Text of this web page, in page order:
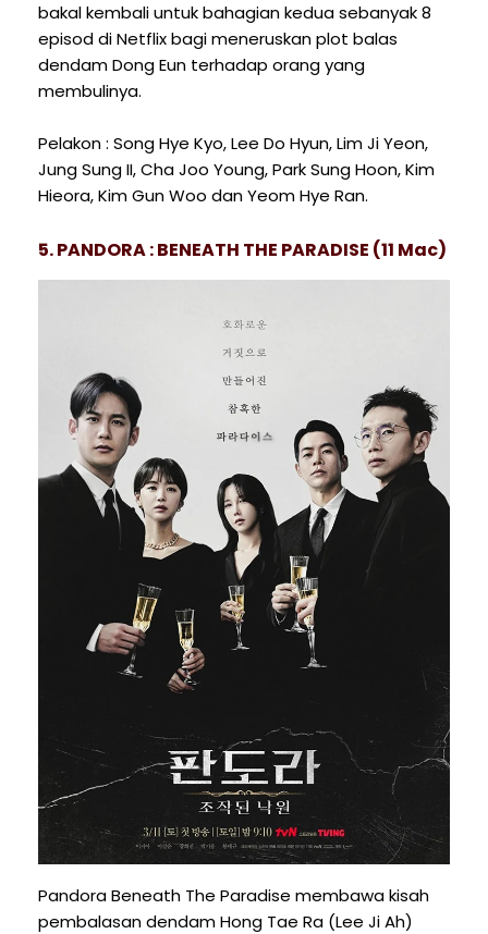
bakal kembali untuk bahagian kedua sebanyak 8
episod di Netflix bagi meneruskan plot balas
dendam Dong Eun terhadap orang yang
membulinya.
Pelakon : Song Hye Kyo, Lee Do Hyun, Lim Ji Yeon,
Jung Sung II, Cha Joo Young, Park Sung Hoon, Kim
Hieora, Kim Gun Woo dan Yeom Hye Ran.
5. PANDORA : BENEATH THE PARADISE (11 Mac)
Pandora Beneath The Paradise membawa kisah
pembalasan dendam Hong Tae Ra (Lee Ji Ah)